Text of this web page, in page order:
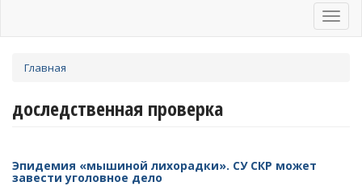
Toggle
здесь
Главная
доследственная проверка
Эпидемия «мышиной лихорадки». СУ СКР может
завести уголовное дело